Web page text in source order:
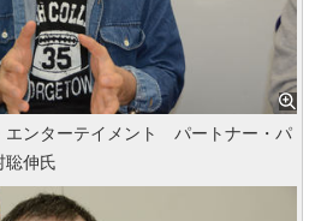
エンターテイメント パートナー・パ
聡伸氏